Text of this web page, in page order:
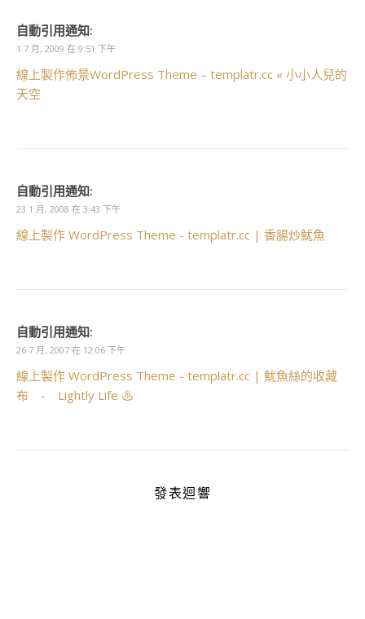
自動引用通知:
1 7 月, 2009 在 9:51 下午
線上製作佈景WordPress Theme – templatr.cc « 小小人兒的
天空
自動引用通知:
23 1 月, 2008 在 3:43 下午
線上製作 WordPress Theme - templatr.cc | 香腸炒魷魚
自動引用通知:
26 7 月, 2007 在 12:06 下午
線上製作 WordPress Theme - templatr.cc | 魷魚絲的收藏
布 - Lightly Life ♨
發表迴響